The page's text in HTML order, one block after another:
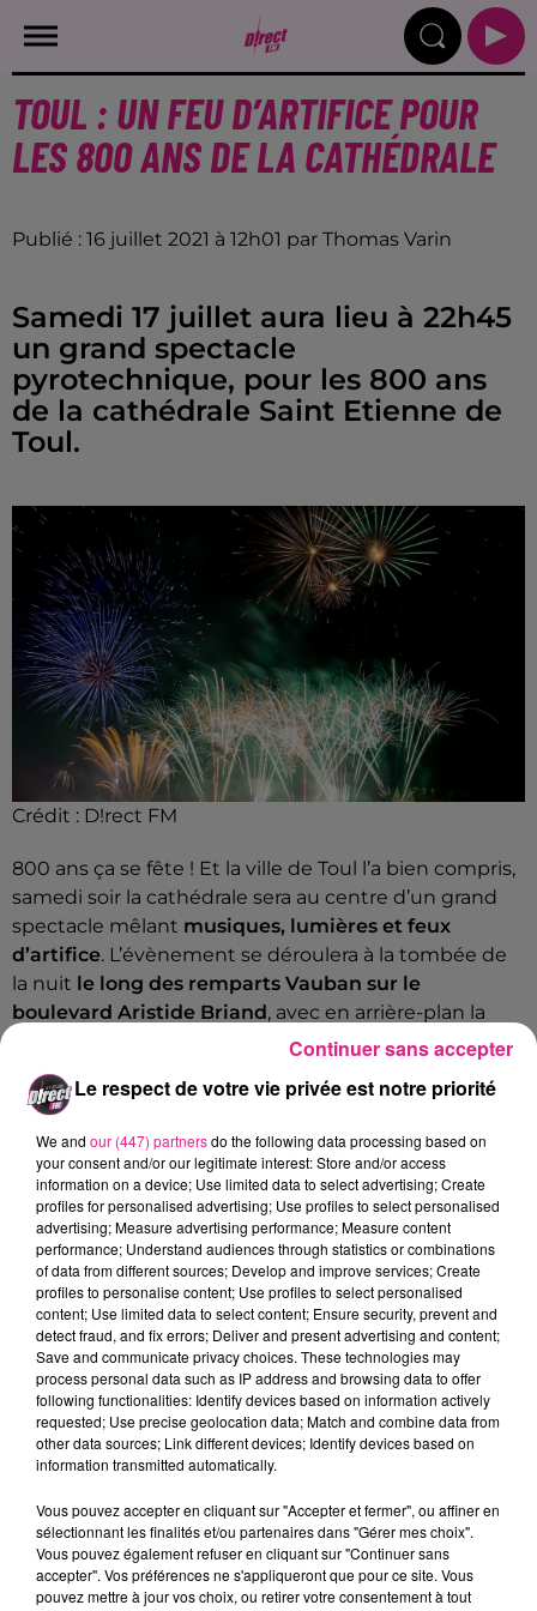
TOUL : UN FEU D’ARTIFICE POUR
LES 800 ANS DE LA CATHÉDRALE
Publié : 16 juillet 2021 à 12h01 par Thomas Varin
Samedi 17 juillet aura lieu à 22h45
un grand spectacle
pyrotechnique, pour les 800 ans
de la cathédrale Saint Etienne de
Toul.
Crédit : D!rect FM
800 ans ça se fête ! Et la ville de Toul l’a bien compris,
samedi soir la cathédrale sera au centre d’un grand
spectacle mêlant musiques, lumières et feux
d’artifice. L’évènement se déroulera à la tombée de
la nuit le long des remparts Vauban sur le
boulevard Aristide Briand, avec en arrière-plan la
Le port du masque sera obligatoirepour assister à
ce spectacle d'environ 25 minutes. Cette animation
s’inscrit dans le cadre des festivités organisées par
la ville pour le 800 eanniversaire de la cathédrale.
Pour plus d’informations sur cet évènementrendez-
vous sur le site de la mairie de Toul.
FIL ACTUS
6 août 2026
Metz : une distribution de lunette gratuite pour voir l’éclipse
5 août 2026
Casting de Woof : l'Euro-Métropole de Metz part à la recherche de...
4 août 2026
Officiel : Gauthier Hein quitte le FC Metz pour l'OGC Nice
4 août 2026
Officiel : le lac de Madine reporte son feu d’artifice
4 août 2026
Eclipse Solaire du 12 août : où voir ce phénomène en Lorraine ?
Le respect de votre vie privée est notre priorité
We and our (447) partnersdo the following data processing based on
your consent and/or our legitimate interest: Store and/or access
information on a device; Use limited data to select advertising; Create
profiles for personalised advertising; Use profiles to select personalised
advertising; Measure advertising performance; Measure content
performance; Understand audiences through statistics or combinations
of data from different sources; Develop and improve services; Create
profiles to personalise content; Use profiles to select personalised
content; Use limited data to select content; Ensure security, prevent and
detect fraud, and fix errors; Deliver and present advertising and content;
Save and communicate privacy choices. These technologies may
process personal data such as IP address and browsing data to offer
following functionalities: Identify devices based on information actively
requested; Use precise geolocation data; Match and combine data from
other data sources; Link different devices; Identify devices based on
information transmitted automatically.
Vous pouvez accepter en cliquant sur "Accepter et fermer", ou affiner en
sélectionnant les finalités et/ou partenaires dans "Gérer mes choix".
Vous pouvez également refuser en cliquant sur "Continuer sans
accepter". Vos préférences ne s'appliqueront que pour ce site. Vous
pouvez mettre à jour vos choix, ou retirer votre consentement à tout
Continuer sans accepter